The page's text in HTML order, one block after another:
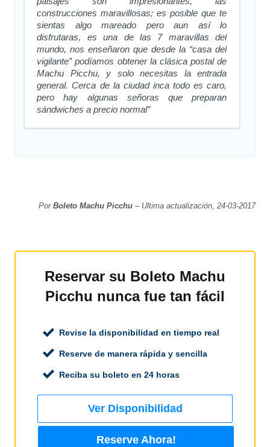
construcciones maravillosas; es posible que te
sientas algo mareado pero aun así lo
disfrutaras, es una de las 7 maravillas del
mundo, nos enseñaron que desde la “casa del
vigilante” podíamos obtener la clásica postal de
Machu Picchu, y solo necesitas la entrada
general. Cerca de la ciudad inca todo es caro,
pero hay algunas señoras que preparan
sándwiches a precio normal”
Por Boleto Machu Picchu– Ultima actualización, 24-03-2017
Reservar su Boleto Machu
Picchu nunca fue tan fácil
Revise la disponibilidad en tiempo real
Reserve de manera rápida y sencilla
Reciba su boleto en 24 horas
Ver Disponibilidad
Reserve Ahora!